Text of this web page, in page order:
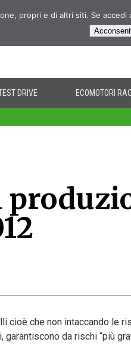
DRIVE ECOMOTORI
cioè che non intaccando le
da rischi “più
propri e di altri siti. Se